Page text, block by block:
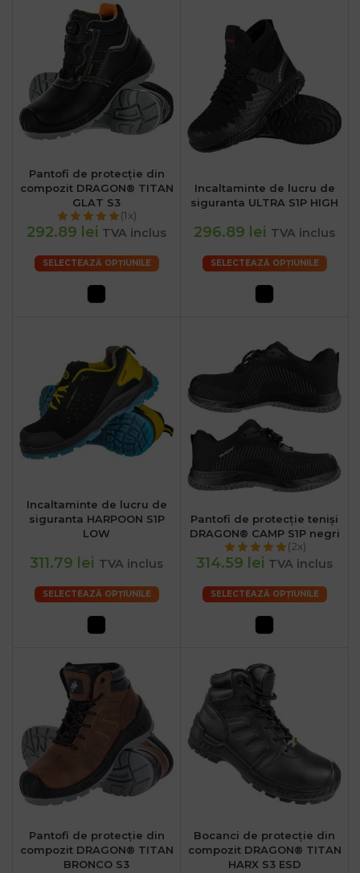
Pantofi de protecție din
compozit DRAGON® TITAN
GLAT S3
(1x)
292.89 lei TVA inclus
SELECTEAZĂ OPȚIUNILE
Incaltaminte de lucru de
siguranta ULTRA S1P HIGH
296.89 lei TVA inclus
SELECTEAZĂ OPȚIUNILE
Incaltaminte de lucru de
siguranta HARPOON S1P
LOW
311.79 lei TVA inclus
SELECTEAZĂ OPȚIUNILE
Pantofi de protecție teniși
DRAGON® CAMP S1P negri
(2x)
314.59 lei TVA inclus
SELECTEAZĂ OPȚIUNILE
Pantofi de protecție din
compozit DRAGON® TITAN
BRONCO S3
Bocanci de protecție din
compozit DRAGON® TITAN
HARX S3 ESD